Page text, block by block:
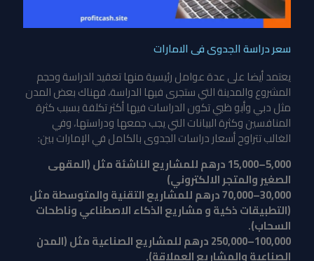
سعر دراسة الجدوى فى الامارات
يعتمد أيضا على عدة عوامل رئيسية منها تعقيد الدراسة وحجم
المشروع والمدينة التي ستجرى فيها الدراسة، فهناك بعض المدن
مثل دبي وأبو ظبي تكون الدراسات فيها أكثر تكلفة بسبب كثرة
المنافسين وكثرة البيانات التي يجب جمعها ودراستها، وفي
الغالب تتراوح أسعار دراسات الجدوى بالكامل في الإمارات بين:
5,000–15,000 درهم للمشاريع الناشئة مثل (المقهى
الصغير والمتجر الالكتروني)
30,000–70,000 درهم للمشاريع التقنية والمتوسطة مثل
(التطبيقات ذكية و مشاريع الذكاء الاصطناعي وناطحات
السحاب).
100,000–250,000 درهم للمشاريع الصناعية مثل (المدن
الصناعية والمشاريع العملاقة).